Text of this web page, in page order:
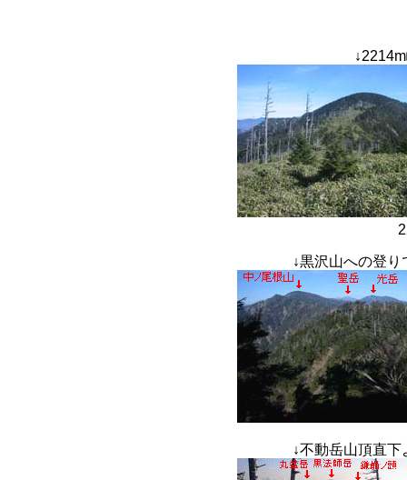
↓
↓黒沢山へ
↓不動岳山頂